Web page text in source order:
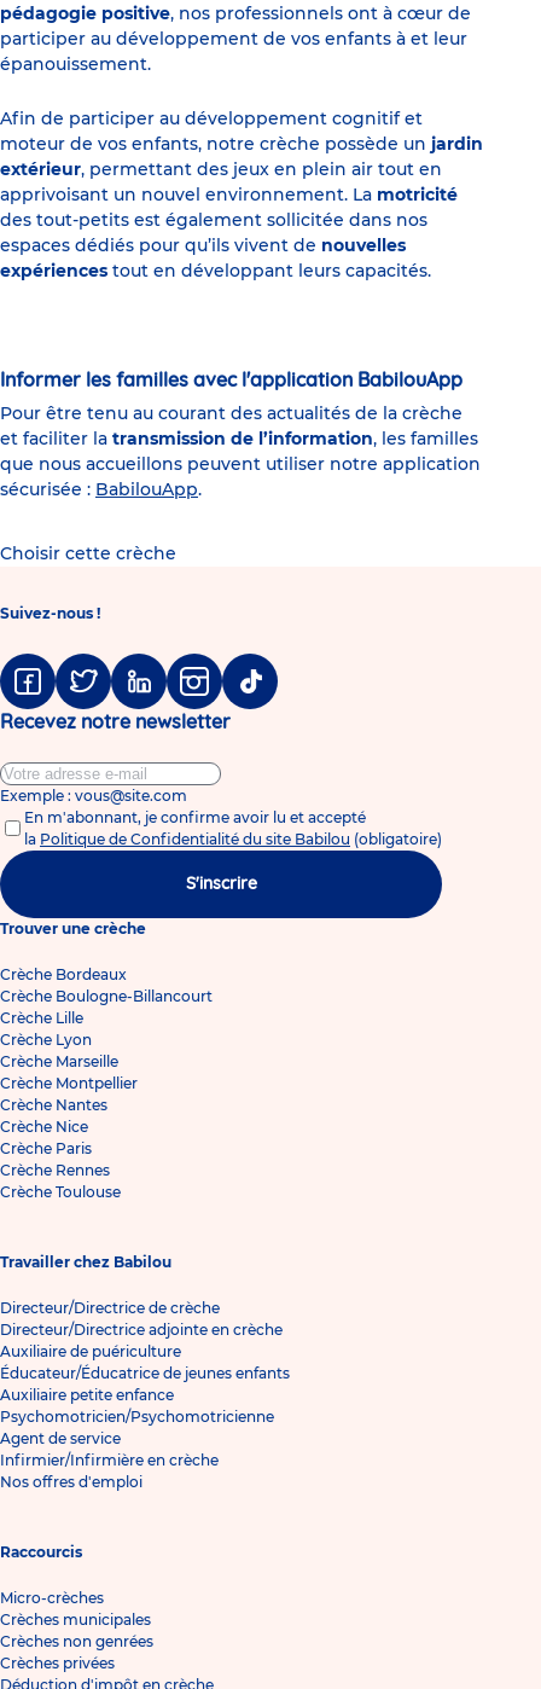
pédagogie positive, nos professionnels ont à cœur de
participer au développement de vos enfants à et leur
épanouissement.
Afin de participer au développement cognitif et
moteur de vos enfants, notre crèche possède un jardin
extérieur, permettant des jeux en plein air tout en
apprivoisant un nouvel environnement. La motricité
des tout-petits est également sollicitée dans nos
espaces dédiés pour qu’ils vivent de nouvelles
expériences tout en développant leurs capacités.
Informer les familles avec l'application BabilouApp
Pour être tenu au courant des actualités de la crèche
et faciliter la transmission de l’information, les familles
que nous accueillons peuvent utiliser notre application
sécurisée : BabilouApp.
Choisir cette crèche
Suivez-nous !
FacebookTwitter LinkedinInstagramTiktok
Recevez notre newsletter
Exemple : vous@site.com
En m'abonnant, je confirme avoir lu et accepté
la Politique de Confidentialité du site Babilou (obligatoire)
S'inscrire
Trouver une crèche
Crèche Bordeaux
Crèche Boulogne-Billancourt
Crèche Lille
Crèche Lyon
Crèche Marseille
Crèche Montpellier
Crèche Nantes
Crèche Nice
Crèche Paris
Crèche Rennes
Crèche Toulouse
Travailler chez Babilou
Directeur/Directrice de crèche
Directeur/Directrice adjointe en crèche
Auxiliaire de puériculture
Éducateur/Éducatrice de jeunes enfants
Auxiliaire petite enfance
Psychomotricien/Psychomotricienne
Agent de service
Infirmier/Infirmière en crèche
Nos offres d'emploi
Raccourcis
Micro-crèches
Crèches municipales
Crèches non genrées
Crèches privées
Déduction d'impôt en crèche